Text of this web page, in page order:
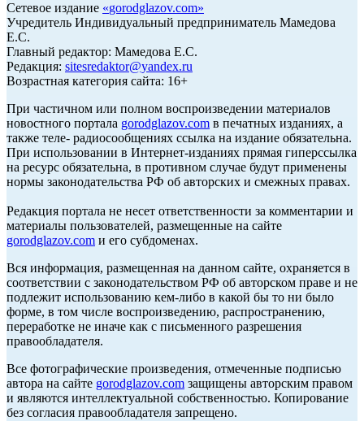
Сетевое издание «gorodglazov.com»
Учредитель Индивидуальный предприниматель Мамедова
Е.С.
Главный редактор: Мамедова Е.С.
Редакция: sitesredaktor@yandex.ru
Возрастная категория сайта: 16+
При частичном или полном воспроизведении материалов
новостного портала gorodglazov.com в печатных изданиях, а
также теле- радиосообщениях ссылка на издание обязательна.
При использовании в Интернет-изданиях прямая гиперссылка
на ресурс обязательна, в противном случае будут применены
нормы законодательства РФ об авторских и смежных правах.
Редакция портала не несет ответственности за комментарии и
материалы пользователей, размещенные на сайте
gorodglazov.com и его субдоменах.
Вся информация, размещенная на данном сайте, охраняется в
соответствии с законодательством РФ об авторском праве и не
подлежит использованию кем-либо в какой бы то ни было
форме, в том числе воспроизведению, распространению,
переработке не иначе как с письменного разрешения
правообладателя.
Все фотографические произведения, отмеченные подписью
автора на сайте gorodglazov.com защищены авторским правом
и являются интеллектуальной собственностью. Копирование
без согласия правообладателя запрещено.